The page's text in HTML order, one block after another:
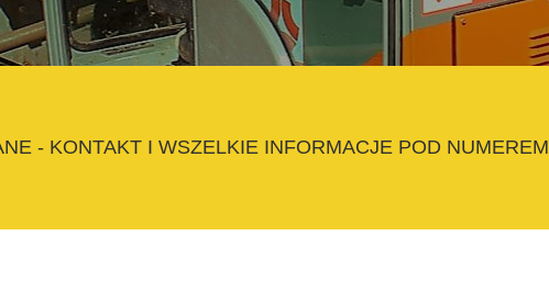
- KONTAKT I WSZELKIE INFORMACJE POD NUMEREM